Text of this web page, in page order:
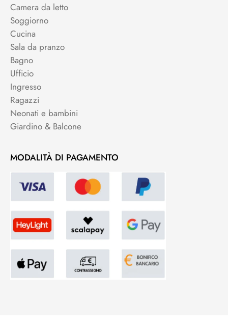
Camera da letto
Soggiorno
Cucina
Sala da pranzo
Bagno
Ufficio
Ingresso
Ragazzi
Neonati e bambini
Giardino & Balcone
MODALITÀ DI PAGAMENTO